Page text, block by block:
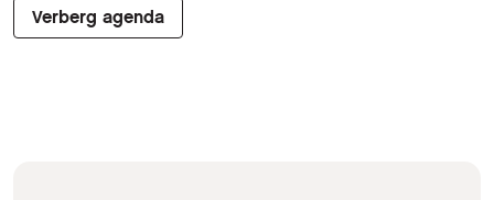
Verberg agenda